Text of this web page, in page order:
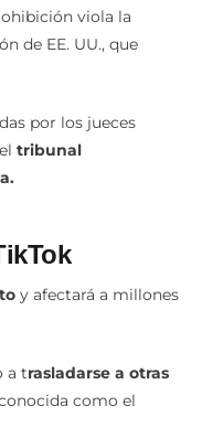
viola la
de EE. UU., que
por los jueces
tribunal
y afectará a millones
a trasladarse a otras
como el